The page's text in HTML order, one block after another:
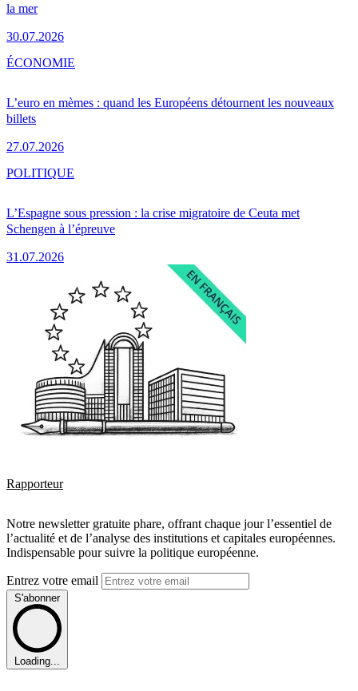
la mer
30.07.2026
L’euro en mèmes : quand les Européens détournent les nouveaux
billets
27.07.2026
ÉCONOMIE
L’Espagne sous pression : la crise migratoire de Ceuta met
Schengen à l’épreuve
31.07.2026
POLITIQUE
Rapporteur
Notre newsletter gratuite phare, offrant chaque jour l’essentiel de
l’actualité et de l’analyse des institutions et capitales européennes.
Indispensable pour suivre la politique européenne.
Entrez votre email
S'abonner
Loading...